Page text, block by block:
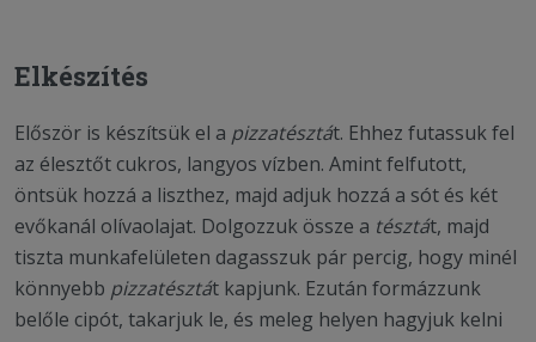
Elkészítés
Először is készítsük el a pizzatésztát. Ehhez futassuk fel
az élesztőt cukros, langyos vízben. Amint felfutott,
öntsük hozzá a liszthez, majd adjuk hozzá a sót és két
evőkanál olívaolajat. Dolgozzuk össze a tésztát, majd
tiszta munkafelületen dagasszuk pár percig, hogy minél
könnyebb pizzatésztát kapjunk. Ezután formázzunk
belőle cipót, takarjuk le, és meleg helyen hagyjuk kelni